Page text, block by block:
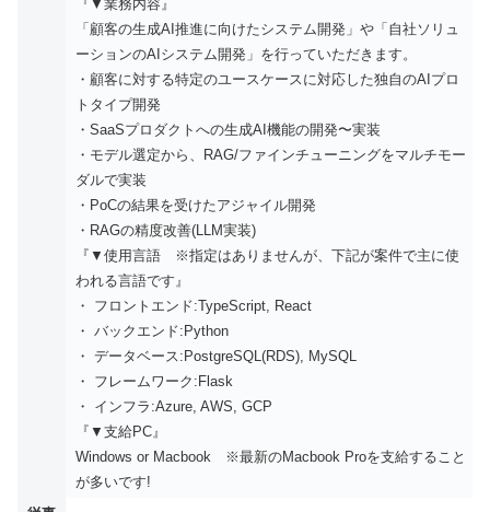
『▼業務内容』
「顧客の生成AI推進に向けたシステム開発」や「自社ソリュ
ーションのAIシステム開発」を行っていただきます。
・顧客に対する特定のユースケースに対応した独自のAIプロ
トタイプ開発
・SaaSプロダクトへの生成AI機能の開発〜実装
・モデル選定から、RAG/ファインチューニングをマルチモー
ダルで実装
・PoCの結果を受けたアジャイル開発
・RAGの精度改善(LLM実装)
『▼使用言語 ※指定はありませんが、下記が案件で主に使
われる言語です』
・ フロントエンド:TypeScript, React
・ バックエンド:Python
・ データベース:PostgreSQL(RDS), MySQL
・ フレームワーク:Flask
・ インフラ:Azure, AWS, GCP
『▼支給PC』
Windows or Macbook ※最新のMacbook Proを支給すること
が多いです!